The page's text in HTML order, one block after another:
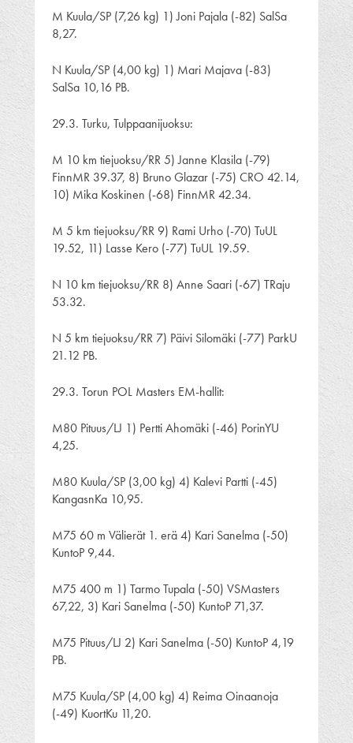
M Kuula/SP (7,26 kg) 1) Joni Pajala (-82) SalSa
8,27.
N Kuula/SP (4,00 kg) 1) Mari Majava (-83)
SalSa 10,16 PB.
29.3. Turku, Tulppaanijuoksu:
M 10 km tiejuoksu/RR 5) Janne Klasila (-79)
FinnMR 39.37, 8) Bruno Glazar (-75) CRO 42.14,
10) Mika Koskinen (-68) FinnMR 42.34.
M 5 km tiejuoksu/RR 9) Rami Urho (-70) TuUL
19.52, 11) Lasse Kero (-77) TuUL 19.59.
N 10 km tiejuoksu/RR 8) Anne Saari (-67) TRaju
53.32.
N 5 km tiejuoksu/RR 7) Päivi Silomäki (-77) ParkU
21.12 PB.
29.3. Torun POL Masters EM-hallit:
M80 Pituus/LJ 1) Pertti Ahomäki (-46) PorinYU
4,25.
M80 Kuula/SP (3,00 kg) 4) Kalevi Partti (-45)
KangasnKa 10,95.
M75 60 m Välierät 1. erä 4) Kari Sanelma (-50)
KuntoP 9,44.
M75 400 m 1) Tarmo Tupala (-50) VSMasters
67,22, 3) Kari Sanelma (-50) KuntoP 71,37.
M75 Pituus/LJ 2) Kari Sanelma (-50) KuntoP 4,19
PB.
M75 Kuula/SP (4,00 kg) 4) Reima Oinaanoja
(-49) KuortKu 11,20.